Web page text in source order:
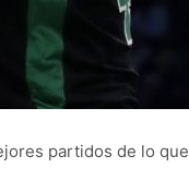
partidos de lo que